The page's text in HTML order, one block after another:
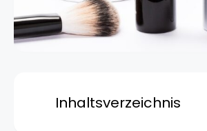
Inhaltsverzeichnis